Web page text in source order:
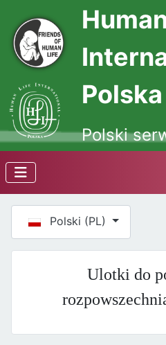
Polska
Polski
Wybierz swój język
Polski (PL)
Ulotki do